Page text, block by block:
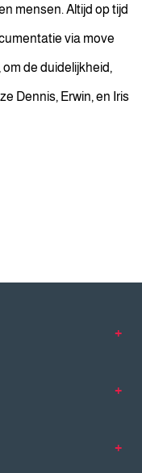
mensen. Altijd op tijd
via move
de duidelijkheid,
Dennis, Erwin, en Iris